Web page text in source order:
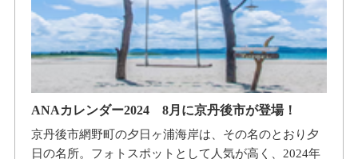
ANAカレンダー2024 8月に京丹後市が登場！
京丹後市網野町の夕日ヶ浦海岸は、その名のとおり夕
日の名所。フォトスポットとして人気が高く、2024年